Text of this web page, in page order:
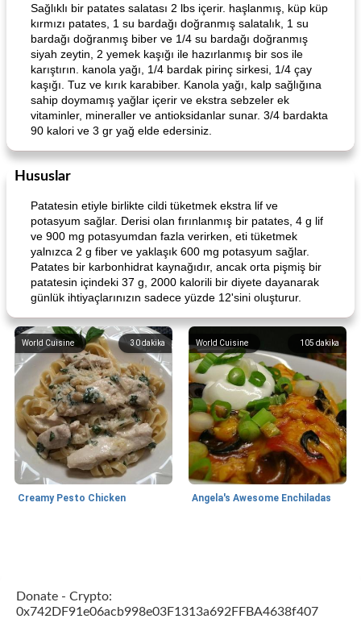
Sağlıklı bir patates salatası 2 lbs içerir. haşlanmış, küp küp
kırmızı patates, 1 su bardağı doğranmış salatalık, 1 su
bardağı doğranmış biber ve 1/4 su bardağı doğranmış
siyah zeytin, 2 yemek kaşığı ile hazırlanmış bir sos ile
karıştırın. kanola yağı, 1/4 bardak pirinç sirkesi, 1/4 çay
kaşığı. Tuz ve kırık karabiber. Kanola yağı, kalp sağlığına
sahip doymamış yağlar içerir ve ekstra sebzeler ek
vitaminler, mineraller ve antioksidanlar sunar. 3/4 bardakta
90 kalori ve 3 gr yağ elde edersiniz.
Hususlar
Patatesin etiyle birlikte cildi tüketmek ekstra lif ve
potasyum sağlar. Derisi olan fırınlanmış bir patates, 4 g lif
ve 900 mg potasyumdan fazla verirken, eti tüketmek
yalnızca 2 g fiber ve yaklaşık 600 mg potasyum sağlar.
Patates bir karbonhidrat kaynağıdır, ancak orta pişmiş bir
patatesin içindeki 37 g, 2000 kalorili bir diyete dayanarak
günlük ihtiyaçlarınızın sadece yüzde 12'sini oluşturur.
30dakika
World Cuisine
Creamy Pesto Chicken
105 dakika
World Cuisine
Angela's Awesome Enchiladas
Donate - Crypto:
0x742DF91e06acb998e03F1313a692FFBA4638f407